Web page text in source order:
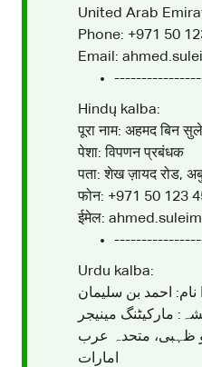
United Arab
Phone: +971 50
Email:
Hindų kalba:
पूरा नाम: अहमद बिन
पेशा: विपणन प्रबंधक
पता: शेख ज़ायद रोड,
फोन: +971 50 123
ईमेल:
Urdu kalba:
نام: احمد بن سلیمان
مارکیٹنگ مینیجر
ظہبی، متحدہ عرب
امارات